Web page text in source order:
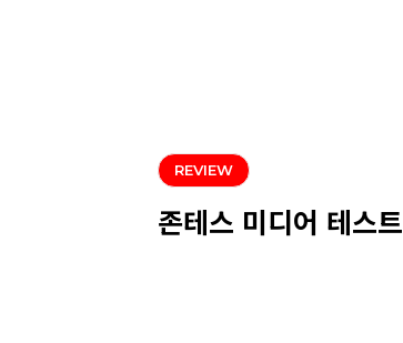
REVIEW
존테스 미디어 테스트